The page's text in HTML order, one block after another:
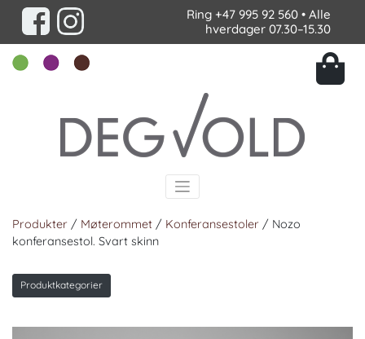
Ring +47 995 92 560 • Alle
hverdager 07.30–15.30
Produkter / Møterommet / Konferansestoler / Nozo
konferansestol. Svart skinn
Produktkategorier